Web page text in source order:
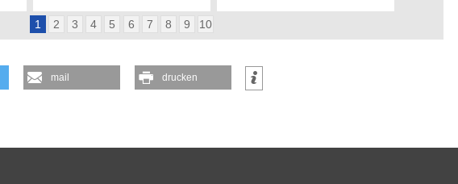
1 2 3 4 5 6 7 8 9 10
mail drucken